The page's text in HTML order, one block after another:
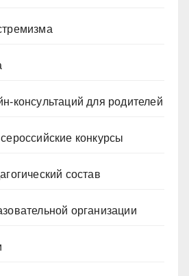
консультаций для родителей
конкурсы
состав
организации